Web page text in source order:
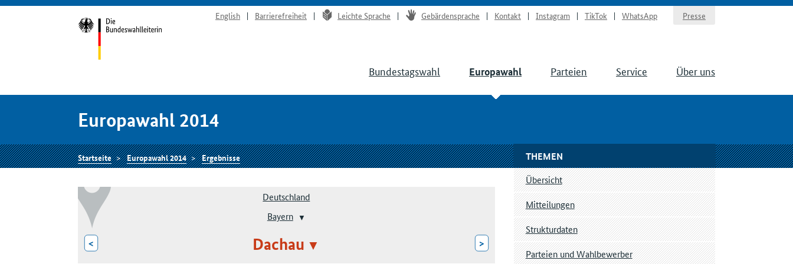
English Barrierefreiheit Leichte Sprache Gebärdensprache Kontakt Instagram TikTok WhatsApp Presse
Bundestagswahl Europawahl Parteien Service Über uns
Europawahl 2014
Startseite Europawahl 2014 Ergebnisse
Deutschland
Bayern
< Dachau >
THEMEN
Übersicht
Mitteilungen
Strukturdaten
Parteien und Wahlbewerber